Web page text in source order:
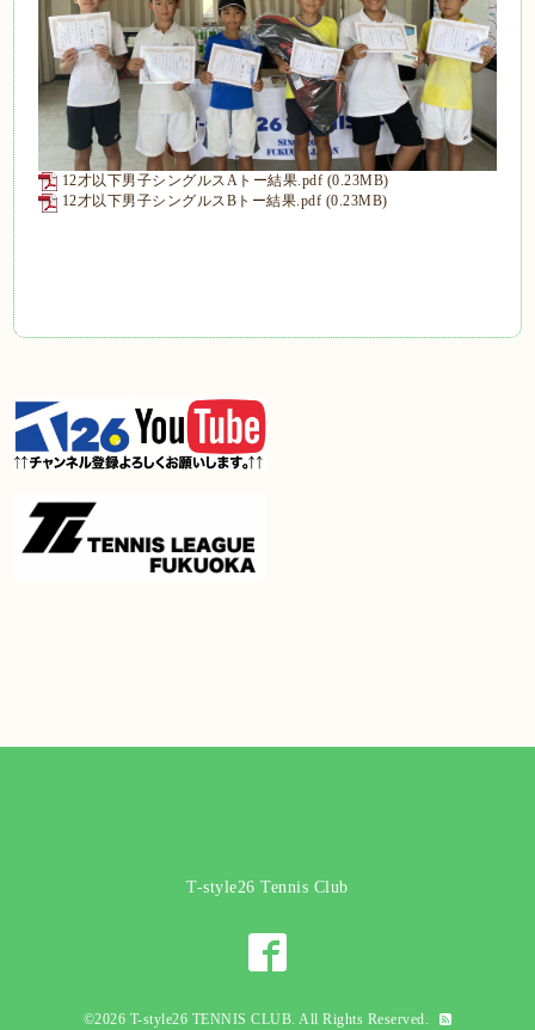
12才以下男子シングルスAトー結果.pdf (0.23MB)
12才以下男子シングルスBトー結果.pdf (0.23MB)
T-style26 Tennis Club
©2026 T-style26 TENNIS CLUB. All Rights Reserved.